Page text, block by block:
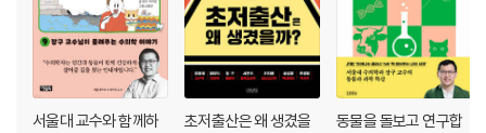
나가는 글 생명과학, 아직 끝나지 않은 이야기
주석
서울대 교수와 함께하
초저출산은 왜 생겼을
동물을 돌보고 연구합